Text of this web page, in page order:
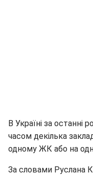
В Україні за останні
часом декілька
одному ЖК або на
За словами Руслана